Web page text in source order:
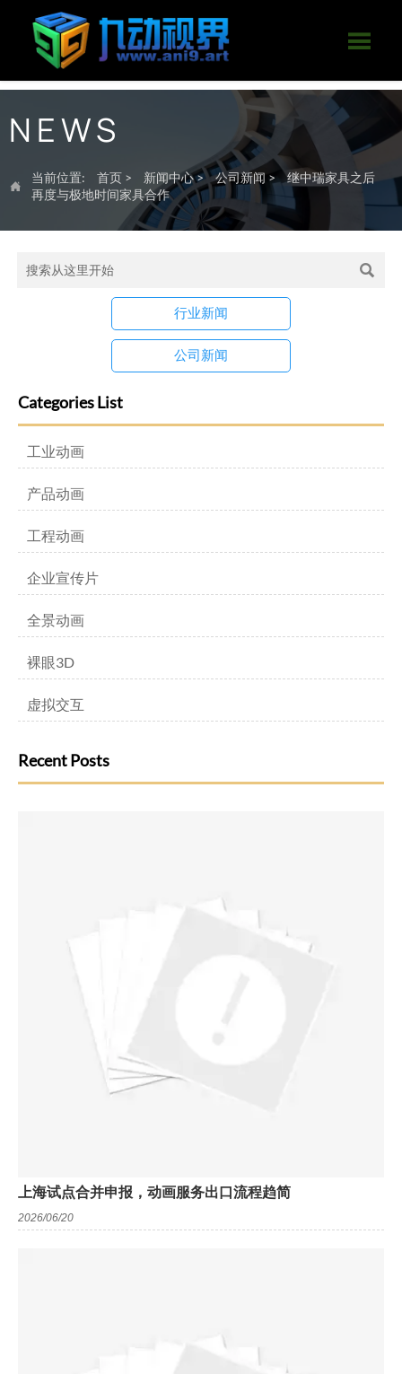

NEWS

当前位置: 首页 > 新闻中心> 公司新闻 > 继中瑞家具之后
再度与极地时间家具合作

行业新闻
公司新闻
Categories List
工业动画
产品动画
工程动画
企业宣传片
全景动画
裸眼3D
虚拟交互
Recent Posts
上海试点合并申报，动画服务出口流程趋简
2026/06/20